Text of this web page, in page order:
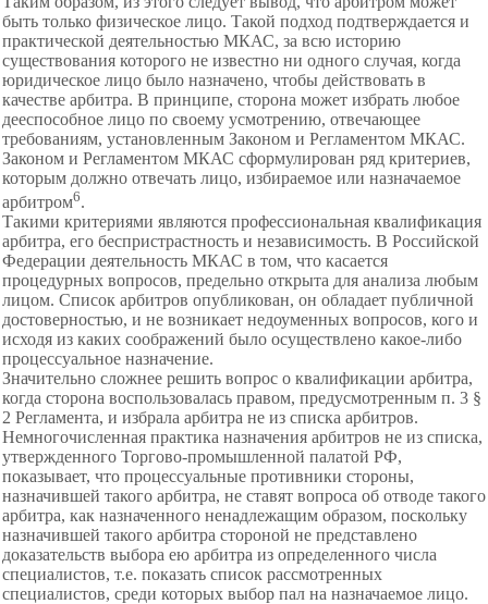
быть только физическое лицо. Такой подход подтверждается и
практической деятельностью МКАС, за всю историю
существования которого не известно ни одного случая, когда
юридическое лицо было назначено, чтобы действовать в
качестве арбитра. В принципе, сторона может избрать любое
дееспособное лицо по своему усмотрению, отвечающее
требованиям, установленным Законом и Регламентом МКАС.
Законом и Регламентом МКАС сформулирован ряд критериев,
которым должно отвечать лицо, избираемое или назначаемое
арбитром6.
Такими критериями являются профессиональная квалификация
арбитра, его беспристрастность и независимость. В Российской
Федерации деятельность МКАС в том, что касается
процедурных вопросов, предельно открыта для анализа любым
лицом. Список арбитров опубликован, он обладает публичной
достоверностью, и не возникает недоуменных вопросов, кого и
исходя из каких соображений было осуществлено какое-либо
процессуальное назначение.
Значительно сложнее решить вопрос о квалификации арбитра,
когда сторона воспользовалась правом, предусмотренным п. 3 §
2 Регламента, и избрала арбитра не из списка арбитров.
Немногочисленная практика назначения арбитров не из списка,
утвержденного Торгово-промышленной палатой РФ,
показывает, что процессуальные противники стороны,
назначившей такого арбитра, не ставят вопроса об отводе такого
арбитра, как назначенного ненадлежащим образом, поскольку
назначившей такого арбитра стороной не представлено
доказательств выбора ею арбитра из определенного числа
специалистов, т.е. показать список рассмотренных
специалистов, среди которых выбор пал на назначаемое лицо.